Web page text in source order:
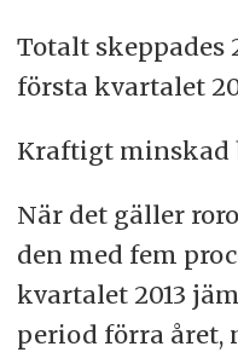
Totalt skeppades
första kvartalet
Kraftigt
När det gäller
den med fem
kvartalet 2013
period förra året,